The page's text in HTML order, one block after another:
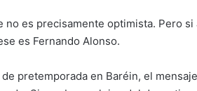
no es precisamente optimista. Pero
es Fernando Alonso.
pretemporada en Baréin, el